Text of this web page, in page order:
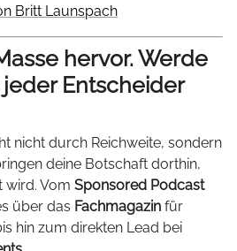
Britt Launspach
hervor. Werde
Entscheider
nicht durch Reichweite, sondern
deine Botschaft dorthin,
wird. Vom Sponsored Podcast
über das Fachmagazin für
hin zum direkten Lead bei